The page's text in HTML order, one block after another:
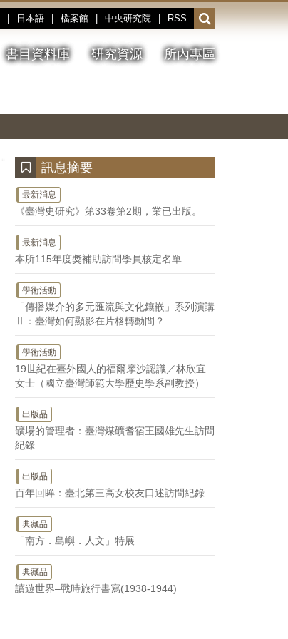
日本語 檔案館 中央研究院 RSS
開
啟
或
收
書目資料庫 研究資源 所內專區
停、
圖
圖
結
訊息摘要
最新消息
《臺灣史研究》第33卷第2期，業已出版。
最新消息
本所115年度獎補助訪問學員核定名單
學術活動
「傳播媒介的多元匯流與文化鑲嵌」系列演講
Ⅱ：臺灣如何顯影在片格轉動間？
學術活動
19世紀在臺外國人的福爾摩沙認識／林欣宜
女士（國立臺灣師範大學歷史學系副教授）
出版品
礦場的管理者：臺灣煤礦耆宿王國雄先生訪問
紀錄
出版品
百年回眸：臺北第三高女校友口述訪問紀錄
典藏品
「南方．島嶼．人文」特展
典藏品
讀遊世界–戰時旅行書寫(1938-1944)